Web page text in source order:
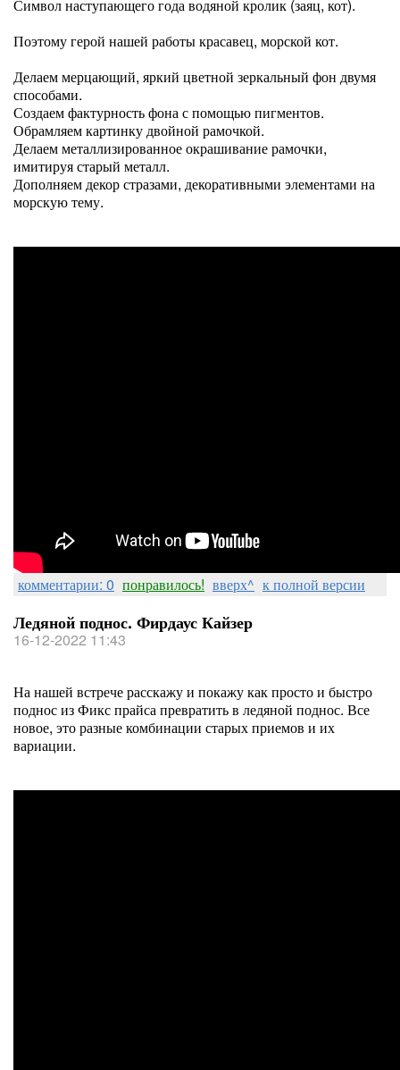
Символ наступающего года водяной кролик (заяц, кот).
Поэтому герой нашей работы красавец, морской кот.
Делаем мерцающий, яркий цветной зеркальный фон двумя
способами.
Создаем фактурность фона с помощью пигментов.
Обрамляем картинку двойной рамочкой.
Делаем металлизированное окрашивание рамочки,
имитируя старый металл.
Дополняем декор стразами, декоративными элементами на
морскую тему.
комментарии: 0 понравилось! вверх^ к полной версии
Ледяной поднос. Фирдаус Кайзер
16-12-2022 11:43
На нашей встрече расскажу и покажу как просто и быстро
поднос из Фикс прайса превратить в ледяной поднос. Все
новое, это разные комбинации старых приемов и их
вариации.